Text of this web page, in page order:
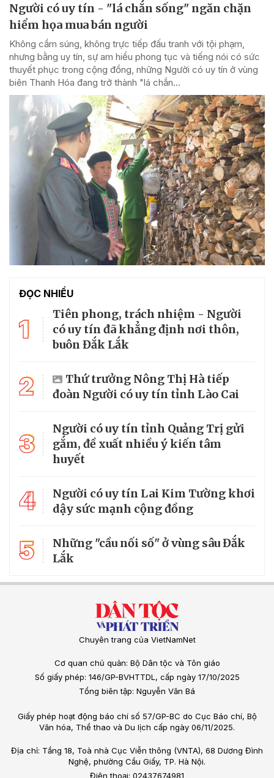
Người có uy tín - "lá chắn sống" ngăn chặn
hiểm họa mua bán người
Không cầm súng, không trực tiếp đấu tranh với tội phạm,
nhưng bằng uy tín, sự am hiểu phong tục và tiếng nói có sức
thuyết phục trong cộng đồng, những Người có uy tín ở vùng
biên Thanh Hóa đang trở thành "lá chắn...
ĐỌC NHIỀU
1
Tiên phong, trách nhiệm - Người
có uy tín đã khẳng định nơi thôn,
buôn Đắk Lắk
2
Thứ trưởng Nông Thị Hà tiếp
đoàn Người có uy tín tỉnh Lào Cai
3
Người có uy tín tỉnh Quảng Trị gửi
gắm, đề xuất nhiều ý kiến tâm
huyết
4
Người có uy tín Lai Kim Tường khơi
dậy sức mạnh cộng đồng
5
Những "cầu nối số" ở vùng sâu Đắk
Lắk
Chuyên trang của VietNamNet
Cơ quan chủ quản: Bộ Dân tộc và Tôn giáo
Số giấy phép: 146/GP-BVHTTDL, cấp ngày 17/10/2025
Tổng biên tập: Nguyễn Văn Bá
Giấy phép hoạt động báo chí số 57/GP-BC do Cục Báo chí, Bộ
Văn hóa, Thể thao và Du lịch cấp ngày 06/11/2025.
Địa chỉ: Tầng 18, Toà nhà Cục Viễn thông (VNTA), 68 Dương Đình
Nghệ, phường Cầu Giấy, TP. Hà Nội.
Điện thoại: 02437674981